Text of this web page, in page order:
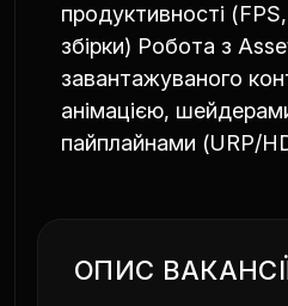
продуктивності
збірки) Робота з
завантажуваного
анімацією,
пайплайнами (URP/
ОПИС